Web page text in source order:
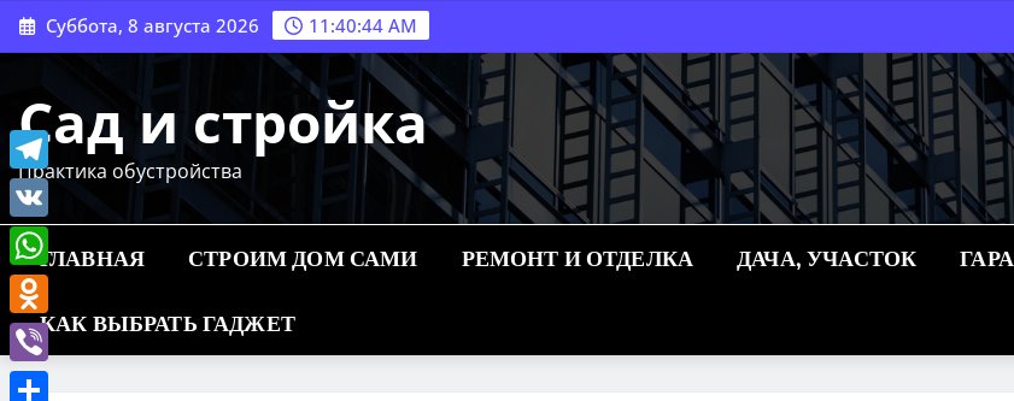
Перейти
к
Суббота, 8 августа 2026 11:40:45 AM
Сад и стройка
Практика обустройства
ГЛАВНАЯ СТРОИМ ДОМ САМИ РЕМОНТ И ОТДЕЛКА ДАЧА, УЧАСТОК
КАК ВЫБРАТЬ ГАДЖЕТ
Telegram
VK
WhatsApp
Odnoklassniki
Viber